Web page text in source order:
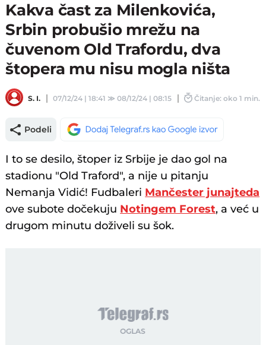
Kakva čast za Milenkovića,
Srbin probušio mrežu na
čuvenom Old Trafordu, dva
štopera mu nisu mogla ništa
S. I. 07/12/24 | 18:41 ≫08/12/24 | 08:15 Čitanje: oko 1 min.
Podeli
I to se desilo, štoper iz Srbije je dao gol na
stadionu "Old Traford", a nije u pitanju
Nemanja Vidić! Fudbaleri Mančester junajteda
ove subote dočekuju Notingem Forest, a već u
drugom minutu doživeli su šok.